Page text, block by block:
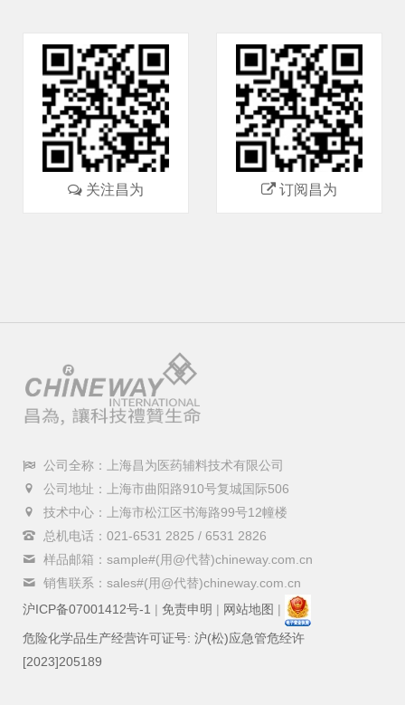
关注昌为 订阅昌为
公司全称：上海昌为医药辅料技术有限公司
公司地址：上海市曲阳路910号复城国际506
技术中心：上海市松江区书海路99号12幢楼
总机电话：021-6531 2825 / 6531 2826
样品邮箱：sample#(用@代替)chineway.com.cn
销售联系：sales#(用@代替)chineway.com.cn
沪ICP备07001412号-1 | 免责申明 | 网站地图 |
危险化学品生产经营许可证号: 沪(松)应急管危经许
[2023]205189